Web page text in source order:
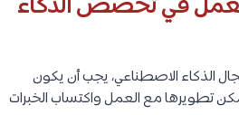
للعمل في تخصص الذكاء
الذكاء الاصطناعي، يجب أن يكون
تطويرها مع العمل واكتساب الخبرات